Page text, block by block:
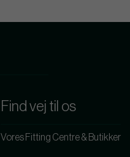
Find vej til os
Vores Fitting Centre & Butikker